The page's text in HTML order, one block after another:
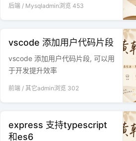
个装备怎么查询出能能使用它的所
后端 / Mysqladmin浏览 453
vscode 添加用户代码片段
vscode 添加用户代码片段, 可以用
于开发提升效率
前端 / 其它admin浏览 302
express 支持typescript
和es6